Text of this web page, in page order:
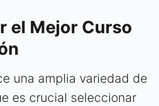
el Mejor Curso
una amplia variedad de
es crucial seleccionar